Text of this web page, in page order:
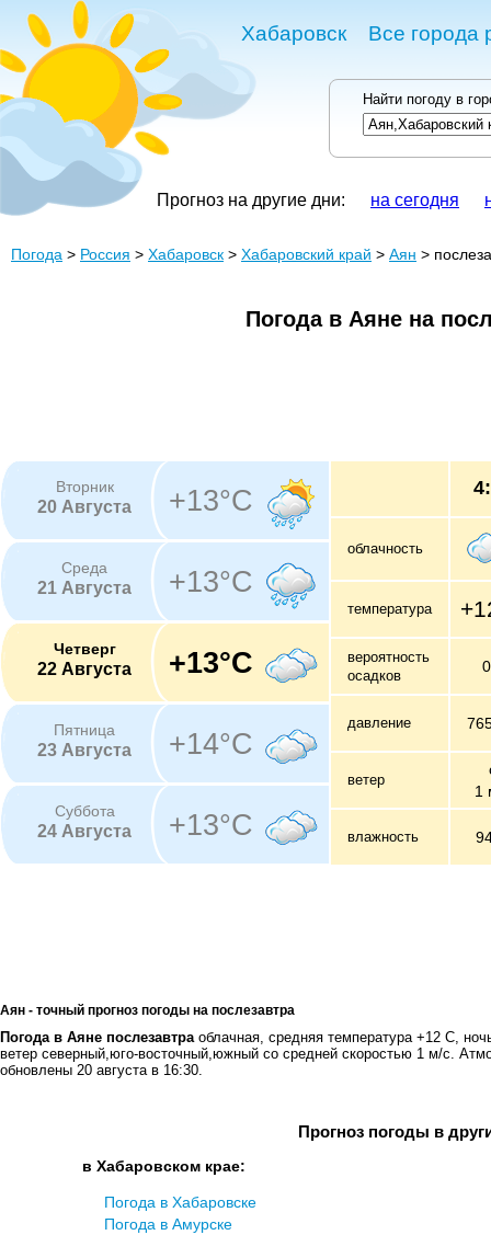
Хабаровск Все города
Найти погоду в
Прогноз на другие дни: на сегодня
Погода > Россия > Хабаровск > Хабаровский край > Аян >
Погода в Аяне на
Вторник
20 Августа +13°C
Среда
21 Августа +13°C
Четверг
22 Августа +13°C
Пятница
23 Августа +14°C
Суббота
24 Августа +13°C
облачность
температура
вероятность
осадков
давление
ветер
1
влажность
Аян - точный прогноз погоды на послезавтра
Погода в Аяне послезавтраоблачная, средняя температура +12 С,
ветер северный,юго-восточный,южный со средней скоростью 1 м/с.
обновлены 20 августа в 16:30.
Прогноз погоды в
в Хабаровском крае:
Погода в Хабаровске
Погода в Амурске